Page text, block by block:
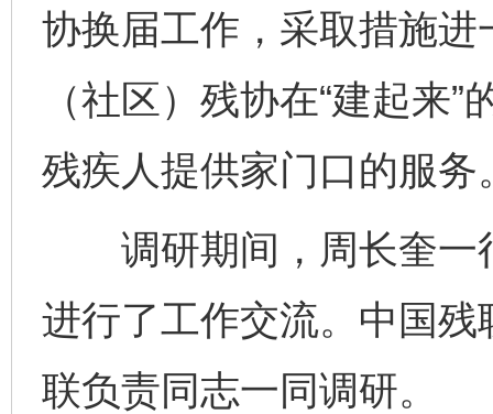
协换届工作，采取措施
（社区）残协在“建起来
残疾人提供家门口的服务
调研期间，周长奎一
进行了工作交流。中国
联负责同志一同调研。
一批国家标准开始实施